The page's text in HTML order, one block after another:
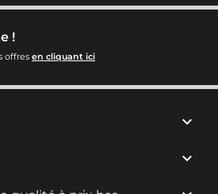
!
offres en cliquant ici

